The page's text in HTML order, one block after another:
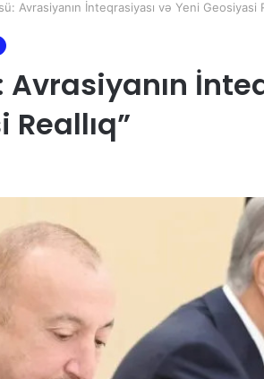
Avrasiyanın İnteqrasiyası və Yeni Geosiyasi